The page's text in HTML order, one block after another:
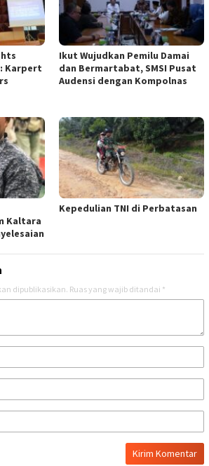
Karpert
Ikut Wujudkan Pemilu Damai
dan Bermartabat, SMSI Pusat
Audensi dengan Kompolnas
Kaltara
Kepedulian TNI di Perbatasan
dipublikasikan. Ruas yang wajib ditandai *